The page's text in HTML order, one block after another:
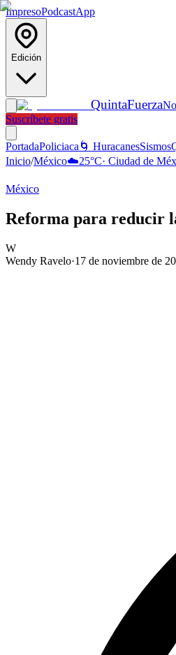
ImpresoPodcastApp
Edición
QuintaFuerza
Suscríbete gratis
PortadaPoliciaca 🌀 HuracanesSismos
Inicio/México☁️25°C· Ciudad de
México
Reforma para reducir
W
Wendy Ravelo·17 de noviembre de